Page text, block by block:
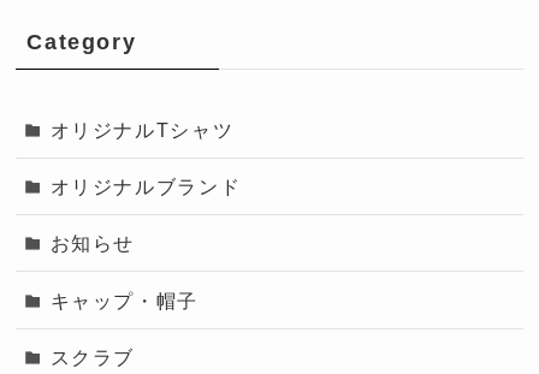
Category
オリジナルTシャツ
オリジナルブランド
お知らせ
キャップ・帽子
スクラブ